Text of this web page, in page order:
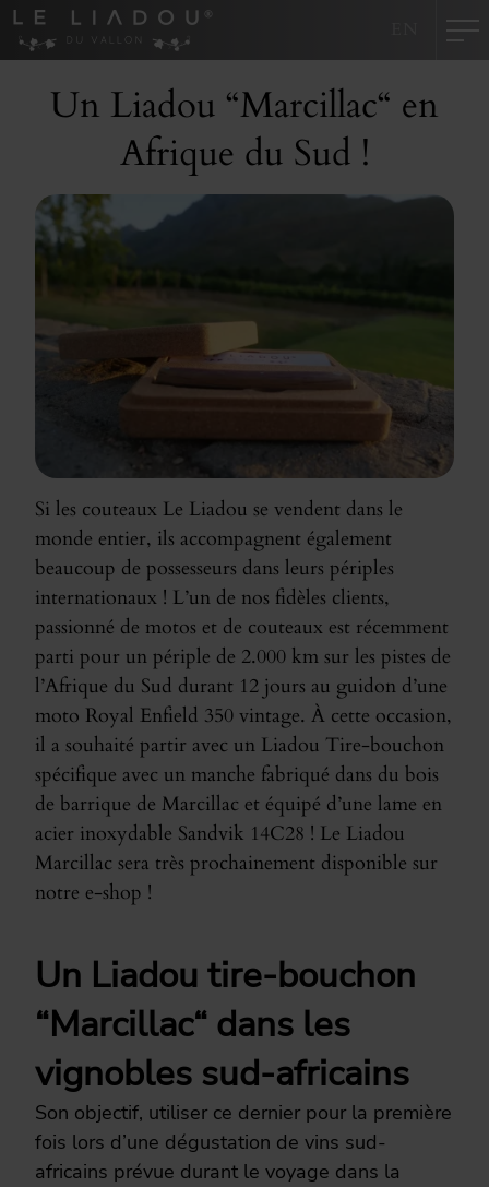
Un Liadou “Marcillac“ en
Afrique du Sud !
Si les couteaux Le Liadou se vendent dans le
monde entier, ils accompagnent également
beaucoup de possesseurs dans leurs périples
internationaux ! L’un de nos fidèles clients,
passionné de motos et de couteaux est récemment
parti pour un périple de 2.000 km sur les pistes de
l’Afrique du Sud durant 12 jours au guidon d’une
moto Royal Enfield 350 vintage. À cette occasion,
il a souhaité partir avec un Liadou Tire-bouchon
spécifique avec un manche fabriqué dans du bois
de barrique de Marcillac et équipé d’une lame en
acier inoxydable Sandvik 14C28 ! Le Liadou
Marcillac sera très prochainement disponible sur
notre e-shop !
Un Liadou tire-bouchon
“Marcillac“ dans les
vignobles sud-africains
Son objectif, utiliser ce dernier pour la première
fois lors d’une dégustation de vins sud-
africains prévue durant le voyage dans la
Panneau de gestion des cookies